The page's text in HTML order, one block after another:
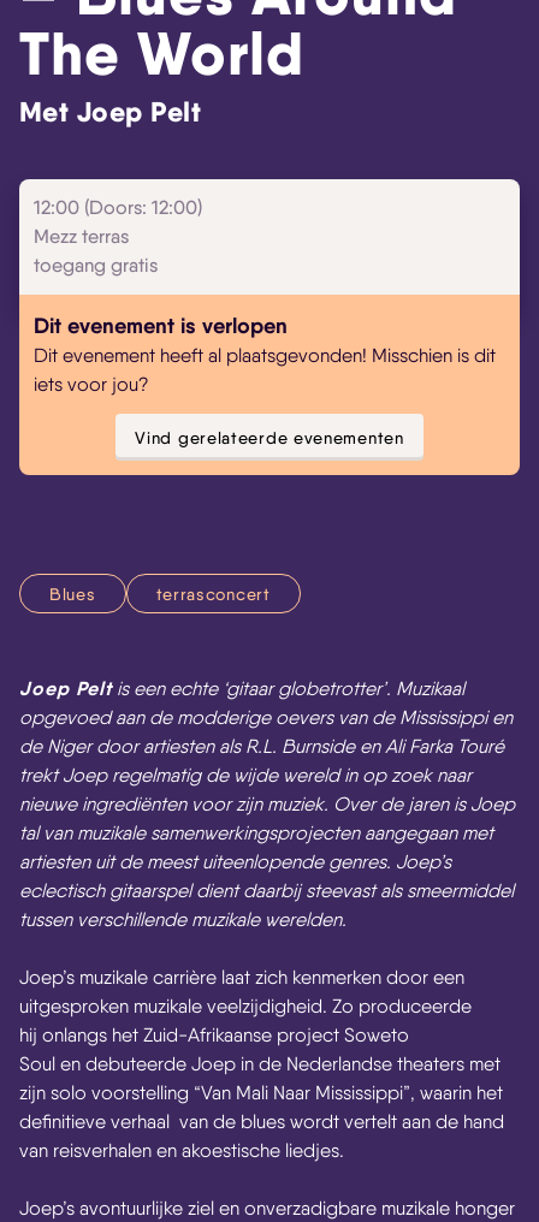
The World
Met Joep Pelt
12:00 (Doors: 12:00)
Mezz terras
toegang gratis
Dit evenement is verlopen
Dit evenement heeft al plaatsgevonden! Misschien is dit
iets voor jou?
Vind gerelateerde evenementen
Blues terrasconcert
Joep Peltis een echte ‘gitaar globetrotter’. Muzikaal
opgevoed aan de modderige oevers van de Mississippi en
de Niger door artiesten als R.L. Burnside en Ali Farka Touré
trekt Joep regelmatig de wijde wereld in op zoek naar
nieuwe ingrediënten voor zijn muziek. Over de jaren is Joep
tal van muzikale samenwerkingsprojecten aangegaan met
artiesten uit de meest uiteenlopende genres. Joep’s
eclectisch gitaarspel dient daarbij steevast als smeermiddel
tussen verschillende muzikale werelden.
Joep’s muzikale carrière laat zich kenmerken door een
uitgesproken muzikale veelzijdigheid. Zo produceerde
hij onlangs het Zuid-Afrikaanse project Soweto
Soul en debuteerde Joep in de Nederlandse theaters met
zijn solo voorstelling “Van Mali Naar Mississippi”, waarin het
definitieve verhaal van de blues wordt vertelt aan de hand
van reisverhalen en akoestische liedjes.
Joep’s avontuurlijke ziel en onverzadigbare muzikale honger